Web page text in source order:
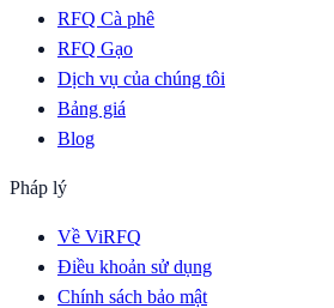
RFQ Cà phê
RFQ Gạo
Dịch vụ của chúng tôi
Bảng giá
Blog
Pháp lý
Về ViRFQ
Điều khoản sử dụng
Chính sách bảo mật